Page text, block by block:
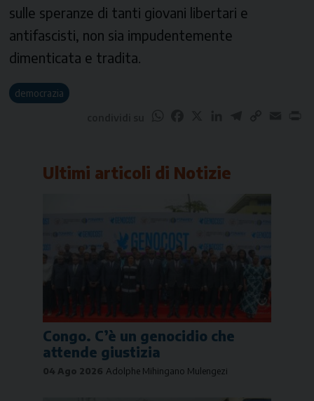
sulle speranze di tanti giovani libertari e
antifascisti, non sia impudentemente
dimenticata e tradita.
democrazia
Ultimi articoli di Notizie
Congo. C’è un genocidio che
attende giustizia
04 Ago 2026 Adolphe Mihingano Mulengezi